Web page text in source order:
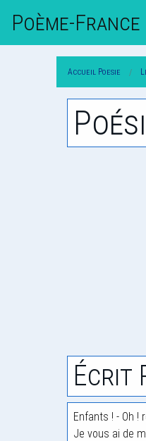
Poème-FrAnce
Accueil Poesie
Écrit
Enfants ! - Oh !
Je vous ai de